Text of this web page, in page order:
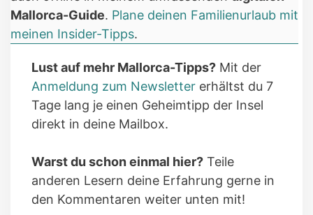
Mallorca-Guide. Plane deinen Familienurlaub mit
meinen Insider-Tipps.
Lust auf mehr Mallorca-Tipps? Mit der
Anmeldung zum Newsletter erhältst du 7
Tage lang je einen Geheimtipp der Insel
direkt in deine Mailbox.
Warst du schon einmal hier? Teile
anderen Lesern deine Erfahrung gerne in
den Kommentaren weiter unten mit!